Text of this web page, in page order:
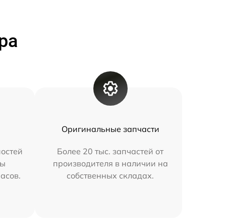
Оригинальные запчасти
Более 20 тыс. запчастей от
производителя в наличии на
собственных складах.